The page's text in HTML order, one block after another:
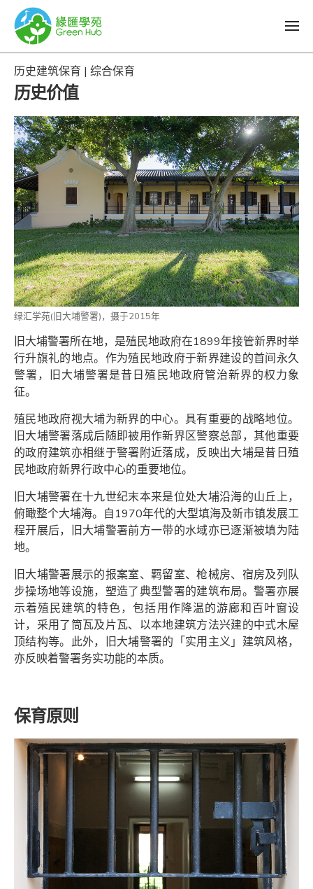
历史建筑保育 | 综合保育
历史价值
绿汇学苑(旧大埔警署)，摄于2015年
旧大埔警署所在地，是殖民地政府在1899年接管新界时举
行升旗礼的地点。作为殖民地政府于新界建设的首间永久
警署，旧大埔警署是昔日殖民地政府管治新界的权力象
征。
殖民地政府视大埔为新界的中心。具有重要的战略地位。
旧大埔警署落成后随即被用作新界区警察总部，其他重要
的政府建筑亦相继于警署附近落成，反映出大埔是昔日殖
民地政府新界行政中心的重要地位。
旧大埔警署在十九世纪末本来是位处大埔沿海的山丘上，
俯瞰整个大埔海。自1970年代的大型填海及新市镇发展工
程开展后，旧大埔警署前方一带的水域亦已逐渐被填为陆
地。
旧大埔警署展示的报案室、羁留室、枪械房、宿房及列队
步操场地等设施，塑造了典型警署的建筑布局。警署亦展
示着殖民建筑的特色，包括用作降温的游廊和百叶窗设
计，采用了筒瓦及片瓦、以本地建筑方法兴建的中式木屋
顶结构等。此外，旧大埔警署的「实用主义」建筑风格，
亦反映着警署务实功能的本质。
保育原则